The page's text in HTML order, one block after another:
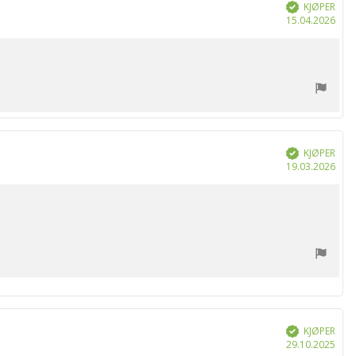
Verifisert
KJØPER
15.04.2026
Verifisert
KJØPER
19.03.2026
Verifisert
KJØPER
29.10.2025